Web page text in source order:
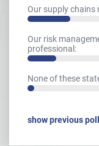
Our supply chains
Our risk
professional:
None of these
show previous